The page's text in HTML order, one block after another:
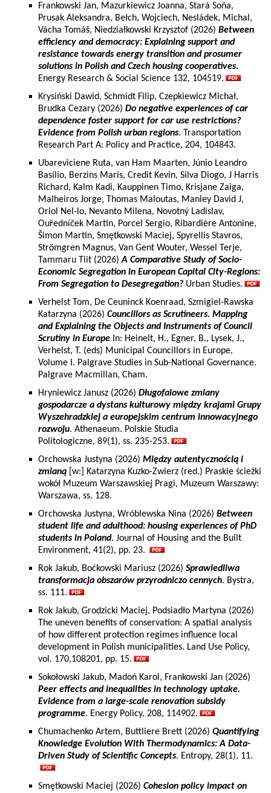
Frankowski Jan, Mazurkiewicz Joanna, Stará Soňa,
Prusak Aleksandra, Bełch, Wojciech, Nesládek, Michal,
Vácha Tomáš, Niedziałkowski Krzysztof (2026) Between
efficiency and democracy: Explaining support and
resistance towards energy transition and prosumer
solutions in Polish and Czech housing cooperatives.
Energy Research & Social Science 132, 104519.
Krysiński Dawid, Schmidt Filip, Czepkiewicz Michał,
Brudka Cezary (2026) Do negative experiences of car
dependence foster support for car use restrictions?
Evidence from Polish urban regions. Transportation
Research Part A: Policy and Practice, 204, 104843.
Ubareviciene Ruta, van Ham Maarten, Júnio Leandro
Basílio, Berzins Maris, Credit Kevin, Silva Diogo, J Harris
Richard, Kalm Kadi, Kauppinen Timo, Krisjane Zaiga,
Malheiros Jorge, Thomas Maloutas, Manley David J,
Oriol Nel-lo, Nevanto Milena, Novotný Ladislav,
Ouředníček Martin, Porcel Sergio, Ribardière Antonine,
Šimon Martin, Smętkowski Maciej, Spyrellis Stavros,
Strömgren Magnus, Van Gent Wouter, Wessel Terje,
Tammaru Tiit (2026)A Comparative Study of Socio-
Economic Segregation in European Capital City-Regions:
From Segregation to Desegregation? Urban Studies.
Verhelst Tom, De Ceuninck Koenraad, Szmigiel-Rawska
Katarzyna (2026) Councillors as Scrutineers. Mapping
and Explaining the Objects and Instruments of Council
Scrutiny in Europe In: Heinelt, H., Egner, B., Lysek, J.,
Verhelst, T. (eds) Municipal Councillors in Europe,
Volume I. Palgrave Studies in Sub-National Governance.
Palgrave Macmillan, Cham.
Hryniewicz Janusz (2026) Długofalowe zmiany
gospodarcze a dystans kulturowy między krajami Grupy
Wyszehradzkiej a europejskim centrum innowacyjnego
rozwoju. Athenaeum. Polskie Studia
Politologiczne, 89(1), ss. 235-253.
Orchowska Justyna (2026) Między autentycznością i
zmianą [w:] Katarzyna Kuzko-Zwierz (red.) Praskie ścieżki
wokół Muzeum Warszawskiej Pragi, Muzeum Warszawy:
Warszawa, ss. 128.
Orchowska Justyna, Wróblewska Nina (2026) Between
student life and adulthood: housing experiences of PhD
students in Poland. Journal of Housing and the Built
Environment, 41(2), pp. 23.
Rok Jakub, Boćkowski Mariusz (2026) Sprawiedliwa
transformacja obszarów przyrodniczo cennych. Bystra,
ss. 111.
Rok Jakub, Grodzicki Maciej, Podsiadło Martyna (2026)
The uneven benefits of conservation: A spatial analysis
of how different protection regimes influence local
development in Polish municipalities. Land Use Policy,
vol. 170,108201, pp. 15.
Sokołowski Jakub, Madoń Karol, Frankowski Jan (2026)
Peer effects and inequalities in technology uptake.
Evidence from a large-scale renovation subsidy
programme. Energy Policy, 208, 114902.
Chumachenko Artem, Buttliere Brett (2026) Quantifying
Knowledge Evolution With Thermodynamics: A Data-
Driven Study of Scientific Concepts. Entropy, 28(1), 11.
Smętkowski Maciej (2026) Cohesion policy impact on